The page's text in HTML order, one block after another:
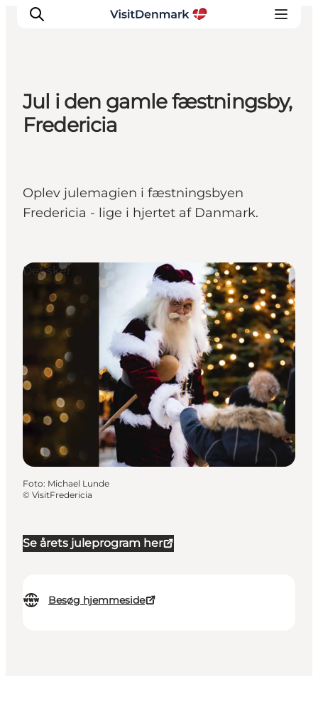
Inspiration
Planlæg ferien
Jul i den gamle fæstningsby,
Fredericia
Oplev julemagien i fæstningsbyen
Fredericia - lige i hjertet af Danmark.
Se årets juleprogram her
Besøg hjemmeside
Det sker
Foto: Michael Lunde
© VisitFredericia